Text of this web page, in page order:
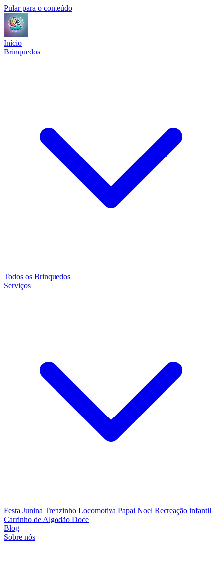
Pular para o conteúdo
Início
Brinquedos
Todos os Brinquedos
Serviços
Festa Junina Trenzinho Locomotiva Papai Noel Recreação infantil
Carrinho de Algodão Doce
Blog
Sobre nós